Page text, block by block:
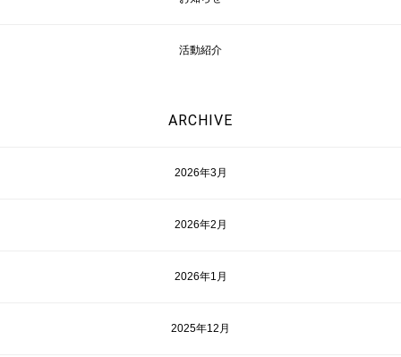
活動紹介
ARCHIVE
2026年3月
2026年2月
2026年1月
2025年12月